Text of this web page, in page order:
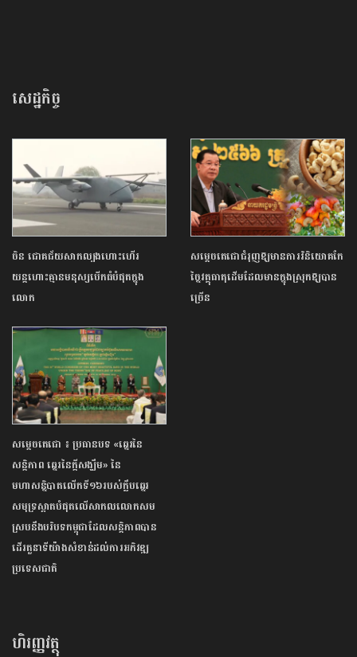
សេដ្ឋកិច្ច
ចិន ជោគជ័យសាកល្បងហោះហើរ
យន្តហោះគ្មានមនុស្សបើកធំបំផុតក្នុង
លោក
សម្ដេចតេជោជំរុញឱ្យមានការវិនិយោគកែ
ច្នៃវត្ថុធាតុដើមដែលមានក្នុងស្រុកឱ្យបាន
ច្រើន
សម្តេចតេជោ ៖ ប្រធានបទ «ឆ្នេរនៃ
សន្តិភាព ឆ្នេរនៃក្តីសង្ឃឹម» នៃ
មហាសន្និបាតលើកទី១៦របស់ក្លឹបឆ្នេរ
សមុទ្រស្អាតបំផុតលើសាកលលោកសម
ស្របនឹងបរិបទកម្ពុជាដែលសន្តិភាពបាន
ដើរតួនាទីយ៉ាងសំខាន់ដល់ការអភិវឌ្ឍ
ប្រទេសជាតិ
ហិរញ្ញវត្ថុ